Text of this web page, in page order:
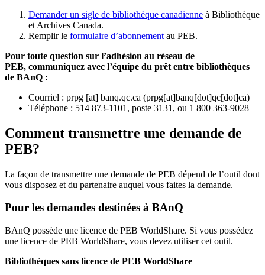
Demander un sigle de bibliothèque canadienne à Bibliothèque
et Archives Canada.
Remplir le formulaire d’abonnement au PEB.
Pour toute question sur l’adhésion au réseau de
PEB, communiquez avec l’équipe du prêt entre bibliothèques
de BAnQ :
Courriel : prpg [at] banq.qc.ca (prpg[at]banq[dot]qc[dot]ca)
Téléphone : 514 873-1101, poste 3131, ou 1 800 363-9028
Comment transmettre une demande de
PEB?
La façon de transmettre une demande de PEB dépend de l’outil dont
vous disposez et du partenaire auquel vous faites la demande.
Pour les demandes destinées à BAnQ
BAnQ possède une licence de PEB WorldShare. Si vous possédez
une licence de PEB WorldShare, vous devez utiliser cet outil.
Bibliothèques sans licence de PEB WorldShare